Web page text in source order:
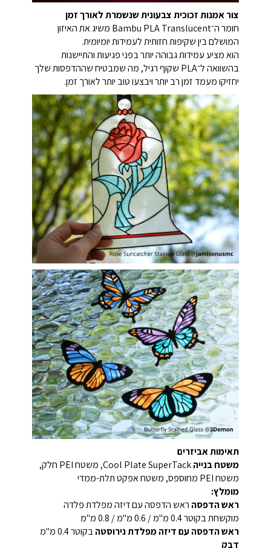
צור אמנות זכוכית צבעונית שנשמרת לאורך זמן
חומר ה־Bambu PLA Translucent משיג את האיזון
המושלם בין שקיפות חזותית לעמידות יומיומית.
הוא מציע עמידות גבוהה יותר בפני פגיעות והתיישנות
בהשוואה ל־PLA שקוף רגיל, מה שמבטיח שההדפסות שלך
יחזיקו מעמד זמן רב יותר ויבצעו טוב יותר לאורך זמן.
תאימות אביזרים
משטח בנייה
Cool Plate SuperTack, משטח PEI חלק,
משטח PEI מחוספס, משטח אפקט תלת-ממדי
מומלץ:
ראש הדפסה ראש הדפסה עם דיזה מפלדת פלדה
מוקשחת בקוטר 0.4 מ"מ / 0.6 מ"מ / 0.8 מ"מ
ראש הדפסה עם דיזה מפלדת נירוסטהבקוטר 0.4 מ"מ
דבק